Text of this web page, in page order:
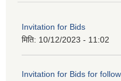
Invitation for Bids
मिति: 10/12/2023 - 11:02
Invitation for Bids for